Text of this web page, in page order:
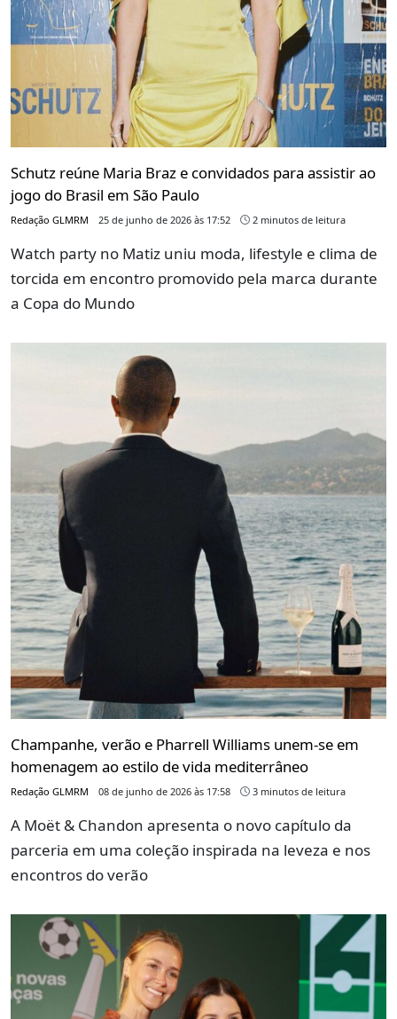
Schutz reúne Maria Braz e convidados para assistir ao
jogo do Brasil em São Paulo
Redação GLMRM 25 de junho de 2026 às 17:52 2 minutos de leitura
Watch party no Matiz uniu moda, lifestyle e clima de
torcida em encontro promovido pela marca durante
a Copa do Mundo
Champanhe, verão e Pharrell Williams unem-se em
homenagem ao estilo de vida mediterrâneo
Redação GLMRM 08 de junho de 2026 às 17:58 3 minutos de leitura
A Moët & Chandon apresenta o novo capítulo da
parceria em uma coleção inspirada na leveza e nos
encontros do verão